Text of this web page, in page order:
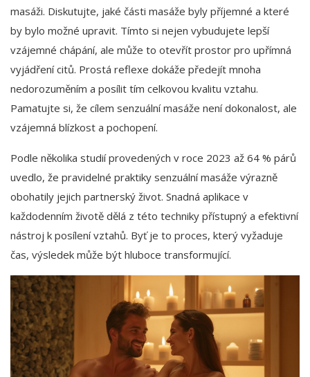
masáži. Diskutujte, jaké části masáže byly příjemné a které
by bylo možné upravit. Tímto si nejen vybudujete lepší
vzájemné chápání, ale může to otevřít prostor pro upřímná
vyjádření citů. Prostá reflexe dokáže předejít mnoha
nedorozuměním a posílit tím celkovou kvalitu vztahu.
Pamatujte si, že cílem senzuální masáže není dokonalost, ale
vzájemná blízkost a pochopení.
Podle několika studií provedených v roce 2023 až 64 % párů
uvedlo, že pravidelné praktiky senzuální masáže výrazně
obohatily jejich partnerský život. Snadná aplikace v
každodenním životě dělá z této techniky přístupný a efektivní
nástroj k posílení vztahů. Byť je to proces, který vyžaduje
čas, výsledek může být hluboce transformující.